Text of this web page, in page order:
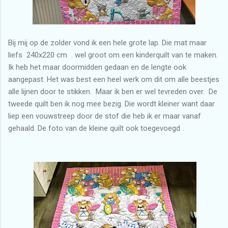
Bij mij op de zolder vond ik een hele grote lap. Die mat maar
liefs 240x220 cm . wel groot om een kinderquilt van te maken.
Ik heb het maar doormidden gedaan en de lengte ook
aangepast. Het was best een heel werk om dit om alle beestjes
alle lijnen door te stikken. Maar ik ben er wel tevreden over. De
tweede quilt ben ik nog mee bezig. Die wordt kleiner want daar
liep een vouwstreep door de stof die heb ik er maar vanaf
gehaald. De foto van de kleine quilt ook toegevoegd .